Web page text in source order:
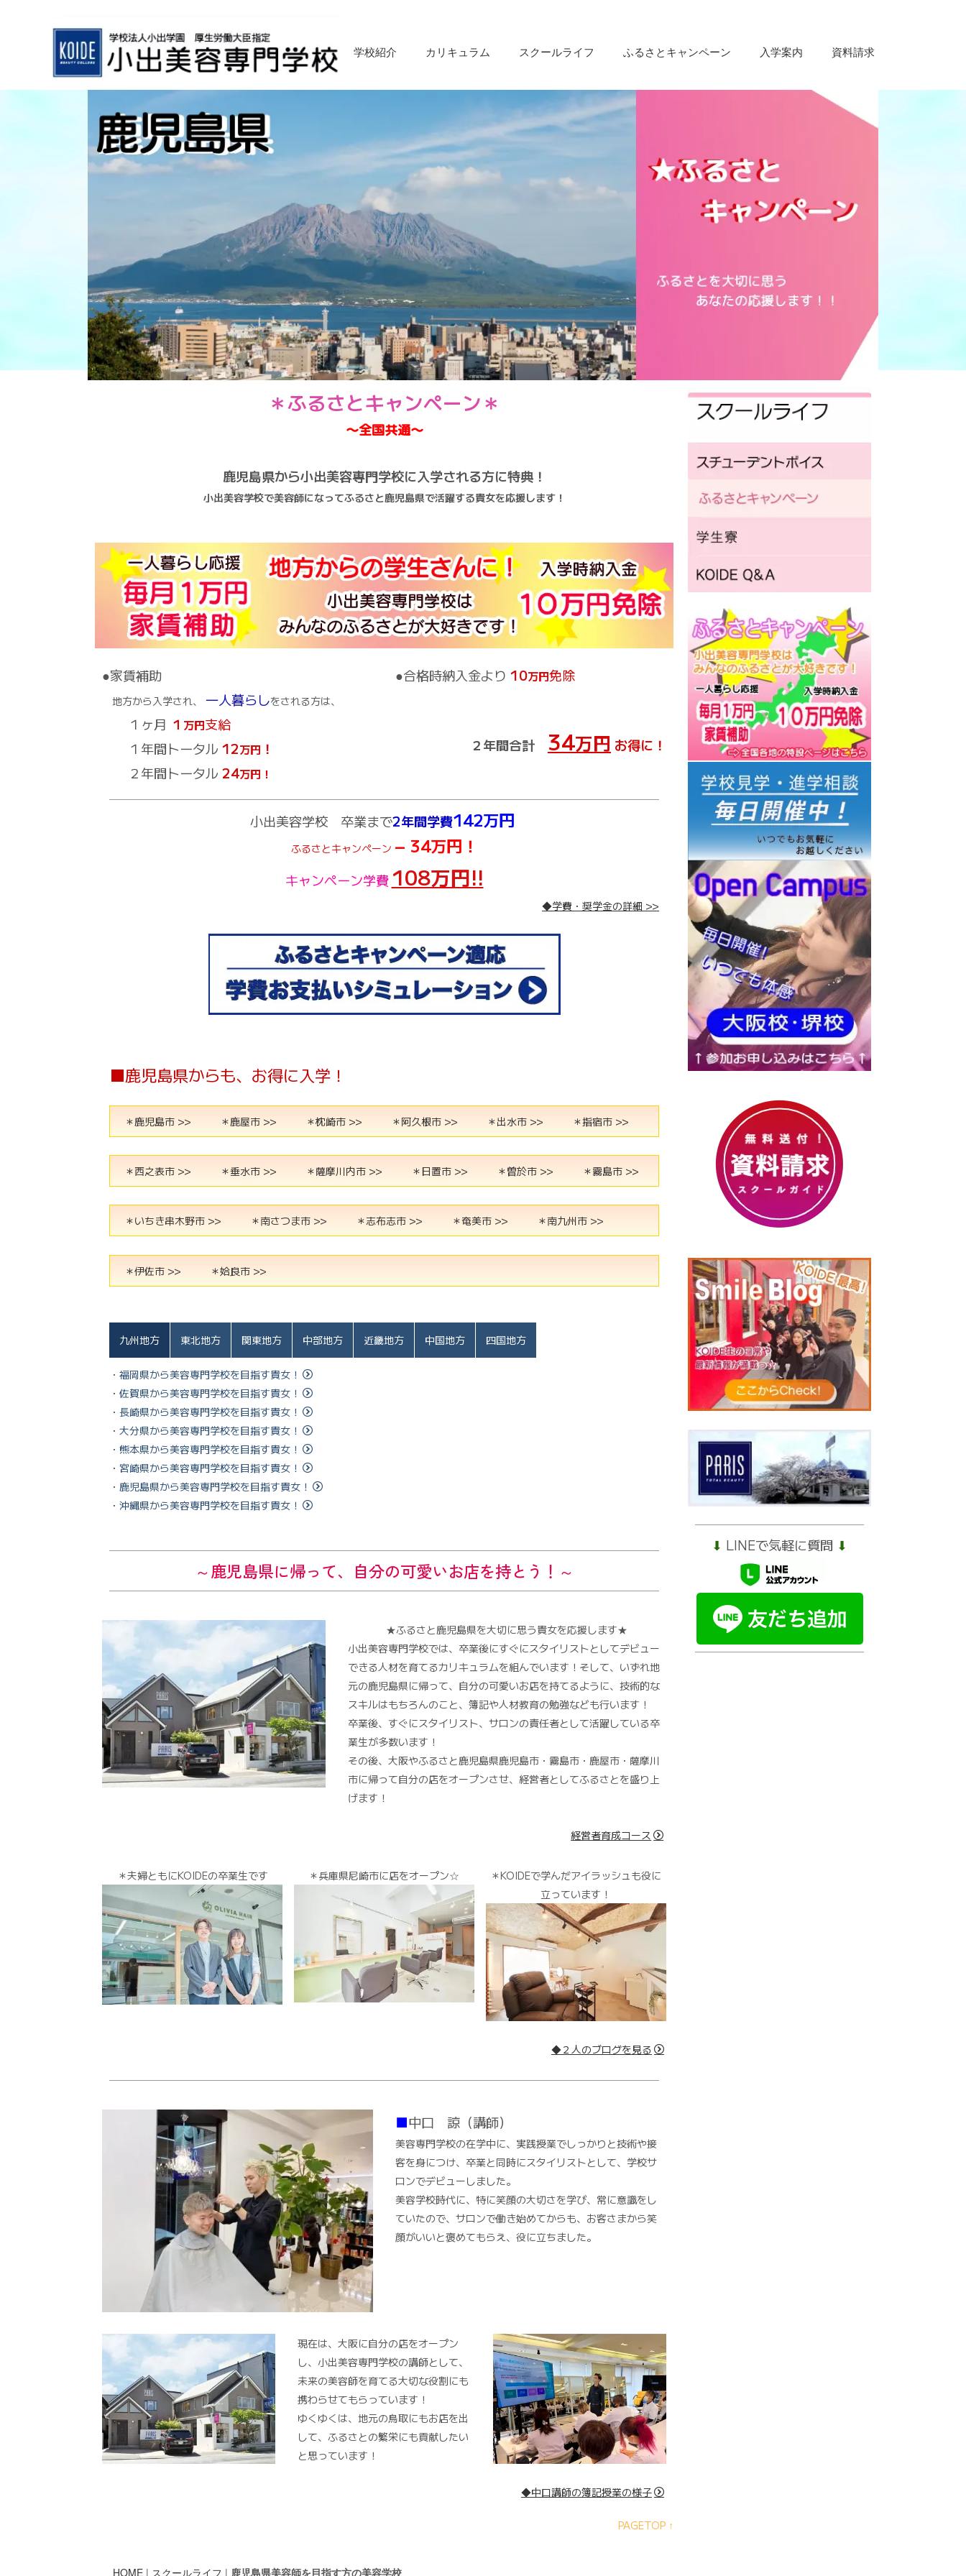
学校紹介 カリキュラム スクールライフ ふるさとキャンペーン 入学案内 資料請求
＊ふるさとキャンペーン＊
〜全国共通〜
鹿児島県から小出美容専門学校に入学される方に特典！
小出美容学校で美容師になってふるさと鹿児島県で活躍する貴女を応援します！
●家賃補助
地方から入学され、 一人暮らしをされる方は、
１ヶ月 １ 万円支給
１年間トータル 12万円 ！
２年間トータル 24万円！
●合格時納入金より10万円免除
２年間合計 34万円 お得に！
小出美容学校 卒業まで2年間学費142万円
ふるさとキャンペーン − 34万円！
キャンペーン学費 108万円!!
◆学費・奨学金の詳細 >>
■鹿児島県からも、お得に入学！
＊鹿児島市 >> ＊鹿屋市 >> ＊枕崎市 >> ＊阿久根市 >> ＊出水市 >> ＊指宿市 >>
＊西之表市 >> ＊垂水市 >> ＊薩摩川内市 >> ＊日置市 >> ＊曽於市 >> ＊霧島市 >>
＊いちき串木野市 >> ＊南さつま市 >> ＊志布志市 >> ＊奄美市 >> ＊南九州市 >>
＊伊佐市 >> ＊姶良市 >>
九州地方 東北地方 関東地方 中部地方 近畿地方 中国地方 四国地方
・福岡県から美容専門学校を目指す貴女！
・佐賀県から美容専門学校を目指す貴女！
・長崎県から美容専門学校を目指す貴女！
・大分県から美容専門学校を目指す貴女！
・熊本県から美容専門学校を目指す貴女！
・宮崎県から美容専門学校を目指す貴女！
・鹿児島県から美容専門学校を目指す貴女！
・沖縄県から美容専門学校を目指す貴女！
～鹿児島県に帰って、自分の可愛いお店を持とう！～
★ふるさと鹿児島県を大切に思う貴女を応援します★
小出美容専門学校では、卒業後にすぐにスタイリストとしてデビュー
できる人材を育てるカリキュラムを組んでいます！そして、いずれ地
元の鹿児島県に帰って、自分の可愛いお店を持てるように、技術的な
スキルはもちろんのこと、簿記や人材教育の勉強なども行います！
卒業後、すぐにスタイリスト、サロンの責任者として活躍している卒
業生が多数います！
その後、大阪やふるさと鹿児島県鹿児島市・霧島市・鹿屋市・薩摩川
市に帰って自分の店をオープンさせ、経営者としてふるさとを盛り上
げます！
経営者育成コース
＊夫婦ともにKOIDEの卒業生です ＊兵庫県尼崎市に店をオープン☆
＊KOIDEで学んだアイラッシュも役に
立っています！
◆２人のブログを見る
■中口 諒（講師）
美容専門学校の在学中に、実践授業でしっかりと技術や接
客を身につけ、卒業と同時にスタイリストとして、学校サ
ロンでデビューしました。
美容学校時代に、特に笑顔の大切さを学び、常に意識をし
ていたので、サロンで働き始めてからも、お客さまから笑
顔がいいと褒めてもらえ、役に立ちました。
現在は、大阪に自分の店をオープン
し、小出美容専門学校の講師として、
未来の美容師を育てる大切な役割にも
携わらせてもらっています！
ゆくゆくは、地元の鳥取にもお店を出
して、ふるさとの繁栄にも貢献したい
と思っています！
◆中口講師の簿記授業の様子
PAGETOP ↑
⬇︎ LINEで気軽に質問 ⬇︎
HOME | スクールライフ | 鹿児島県美容師を目指す方の美容学校